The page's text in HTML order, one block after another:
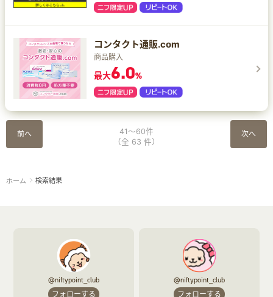
コンタクト通販.com
商品購入
最大6.0%
前へ 次へ
41～60件
（全 63 件）
ホーム 検索結果
@niftypoint_club
フォローする
@niftypoint_club
フォローする